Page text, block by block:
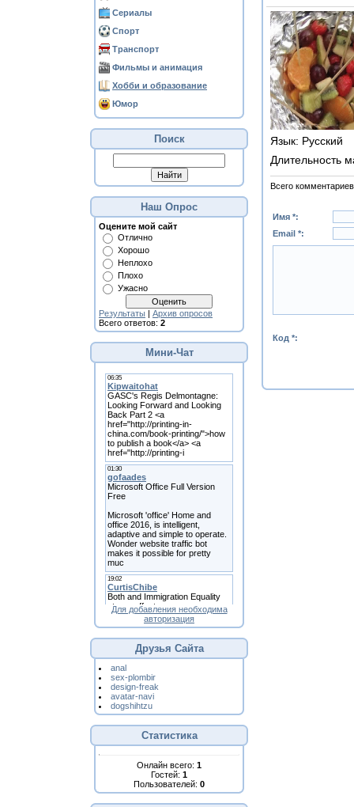
Сериалы
Спорт
Транспорт
Фильмы и анимация
Хобби и образование
Юмор
Поиск
Наш Опрос
Оцените мой сайт
Отлично
Хорошо
Неплохо
Плохо
Ужасно
Результаты | Архив опросов
Всего ответов: 2
Мини-Чат
Для добавления необходима
авторизация
Друзья Сайта
anal
sex-plombir
design-freak
avatar-navi
dogshihtzu
Статистика
Онлайн всего: 1
Гостей: 1
Пользователей: 0
Язык: Русский
Длительность
Всего комментариев
Имя *:
Email *:
Код *: